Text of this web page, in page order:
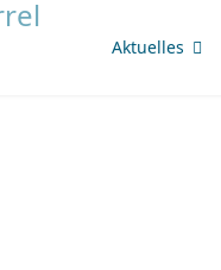
Aktuelles